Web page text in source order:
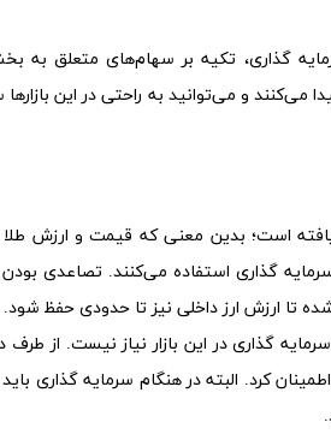
گذاری، تکیه بر سهام‌های متعلق به
و می‌توانید به راحتی در این بازارها
است؛ بدین معنی که قیمت و ارزش طلا
سرمایه گذاری استفاده می‌کنند. تصاعدی
تا ارزش ارز داخلی نیز تا حدودی حفظ شود.
گذاری در این بازار نیاز نیست. از طرف
کرد. البته در هنگام سرمایه گذاری